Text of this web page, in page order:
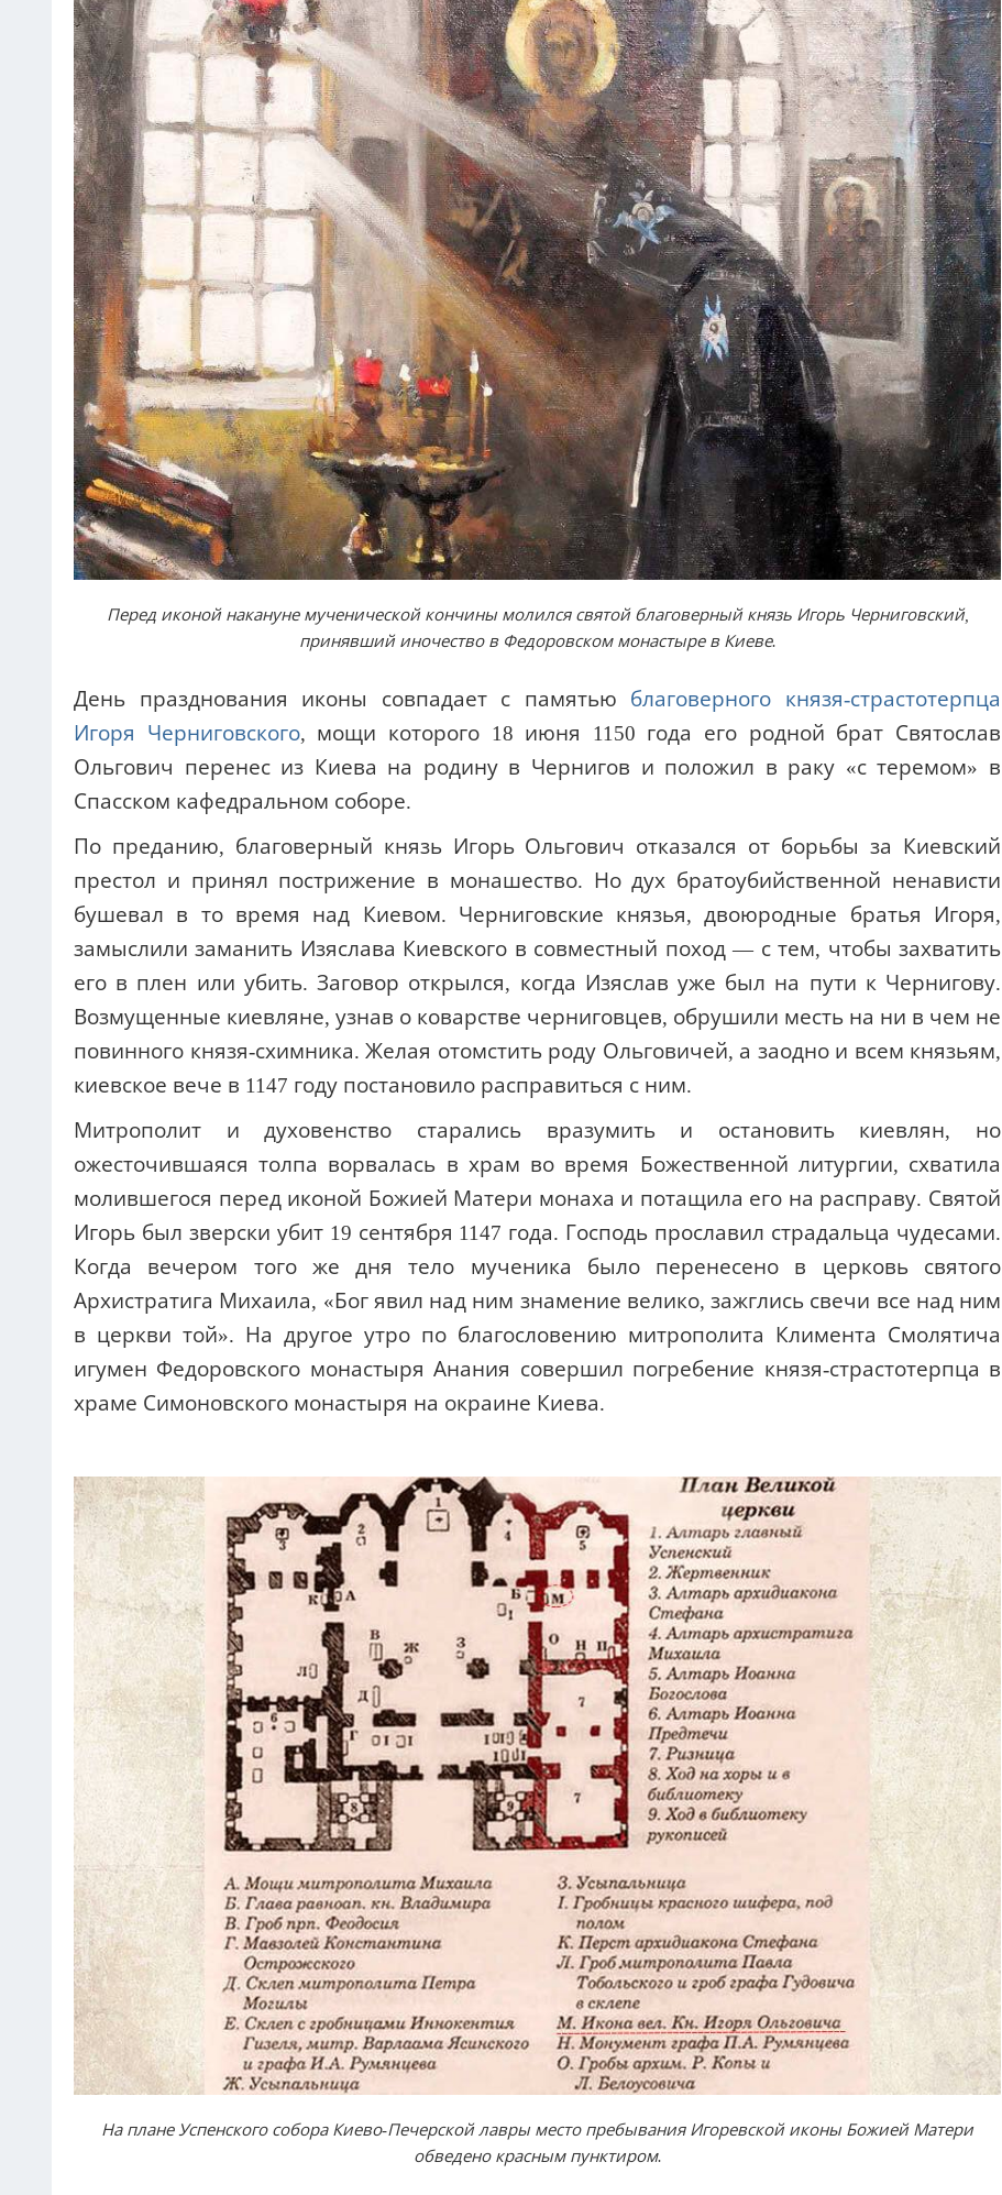
Перед иконой накануне мученической кончины молился святой благоверный князь Игорь Черниговский,
принявший иночество в Федоровском монастыре в Киеве.
День празднования иконы совпадает с памятью благоверного князя-страстотерпца
Игоря Черниговского, мощи которого 18 июня 1150 года его родной брат Святослав
Ольгович перенес из Киева на родину в Чернигов и положил в раку «с теремом» в
Спасском кафедральном соборе.
По преданию, благоверный князь Игорь Ольгович отказался от борьбы за Киевский
престол и принял пострижение в монашество. Но дух братоубийственной ненависти
бушевал в то время над Киевом. Черниговские князья, двоюродные братья Игоря,
замыслили заманить Изяслава Киевского в совместный поход — с тем, чтобы захватить
его в плен или убить. Заговор открылся, когда Изяслав уже был на пути к Чернигову.
Возмущенные киевляне, узнав о коварстве черниговцев, обрушили месть на ни в чем не
повинного князя-схимника. Желая отомстить роду Ольговичей, а заодно и всем князьям,
киевское вече в 1147 году постановило расправиться с ним.
Митрополит и духовенство старались вразумить и остановить киевлян, но
ожесточившаяся толпа ворвалась в храм во время Божественной литургии, схватила
молившегося перед иконой Божией Матери монаха и потащила его на расправу. Святой
Игорь был зверски убит 19 сентября 1147 года. Господь прославил страдальца чудесами.
Когда вечером того же дня тело мученика было перенесено в церковь святого
Архистратига Михаила, «Бог явил над ним знамение велико, зажглись свечи все над ним
в церкви той». На другое утро по благословению митрополита Климента Смолятича
игумен Федоровского монастыря Анания совершил погребение князя-страстотерпца в
храме Симоновского монастыря на окраине Киева.
На плане Успенского собора Киево-Печерской лавры место пребывания Игоревской иконы Божией Матери
обведено красным пунктиром.